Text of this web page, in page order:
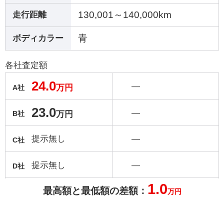
走行距離 130,001～140,000km
ボディカラー 青
各社査定額
A社 24.0万円
B社 23.0万円
C社 提示無し
D社 提示無し
―
―
―
―
最高額と最低額の差額： 1.0万円